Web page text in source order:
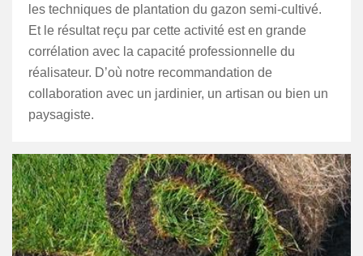
les techniques de plantation du gazon semi-cultivé.
Et le résultat reçu par cette activité est en grande
corrélation avec la capacité professionnelle du
réalisateur. D’où notre recommandation de
collaboration avec un jardinier, un artisan ou bien un
paysagiste.